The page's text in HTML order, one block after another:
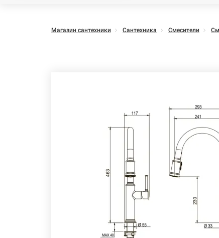
Магазин сантехники Сантехника Смесители